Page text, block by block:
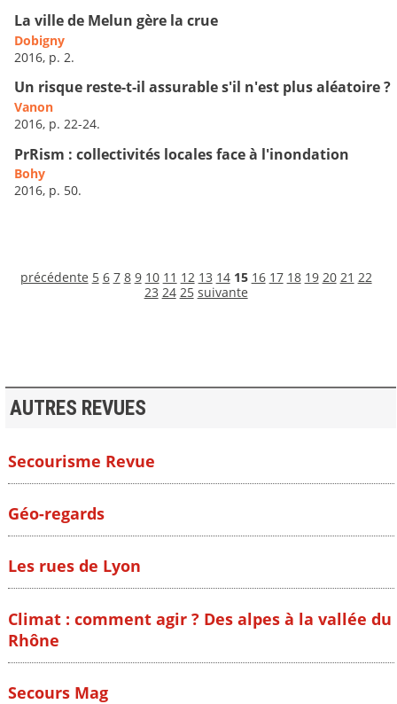
La ville de Melun gère la crue
Dobigny
2016, p. 2.
Un risque reste-t-il assurable s'il n'est plus aléatoire ?
Vanon
2016, p. 22-24.
PrRism : collectivités locales face à l'inondation
Bohy
2016, p. 50.
précédente 5 6 7 8 9 10 11 12 13 14 15 16 17 18 19 20 21 22
23 24 25 suivante
AUTRES REVUES
Secourisme Revue
Géo-regards
Les rues de Lyon
Climat : comment agir ? Des alpes à la vallée du
Rhône
Secours Mag